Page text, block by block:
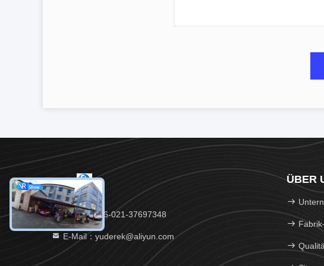
Telefon：86-021-37697348
E-Mail：yuderek@aliyun.com
ÜBER